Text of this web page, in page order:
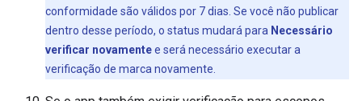
conformidade são válidos por 7 dias. Se você não publicar
dentro desse período, o status mudará para Necessário
verificar novamentee será necessário executar a
verificação de marca novamente.